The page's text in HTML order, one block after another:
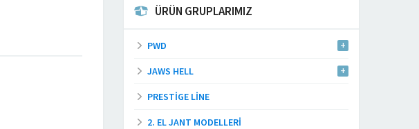
ÜRÜN GRUPLARIMIZ
PWD
JAWS HELL
PRESTIGE LINE
2. EL JANT MODELLERI